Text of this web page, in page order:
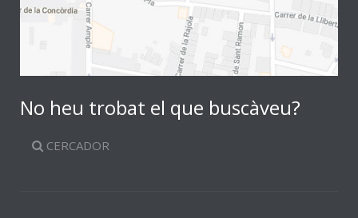
No heu trobat el que buscàveu?
CERCADOR